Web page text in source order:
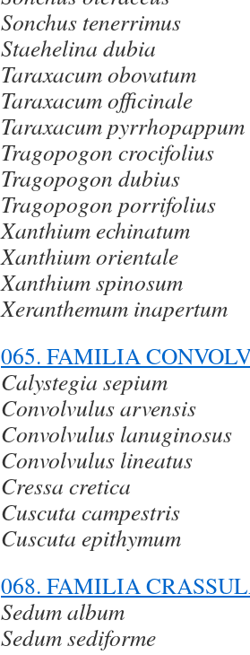
Sonchus tenerrimus
Staehelina dubia
Taraxacum obovatum
Taraxacum officinale
Taraxacum pyrrhopappum
Tragopogon crocifolius
Tragopogon dubius
Tragopogon porrifolius
Xanthium echinatum
Xanthium orientale
Xanthium spinosum
Xeranthemum inapertum
065. FAMILIA
Calystegia sepium
Convolvulus arvensis
Convolvulus lanuginosus
Convolvulus lineatus
Cressa cretica
Cuscuta campestris
Cuscuta epithymum
068. FAMILIA
Sedum album
Sedum sediforme